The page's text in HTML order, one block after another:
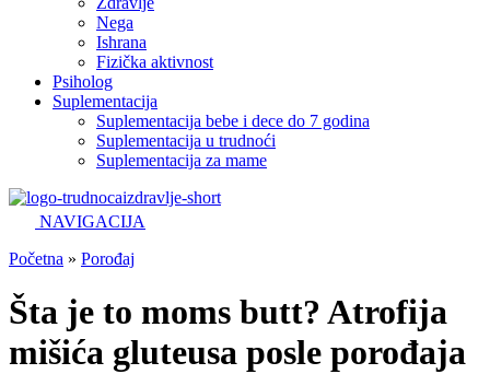
Nega
Ishrana
Fizička aktivnost
Psiholog
Suplementacija
Suplementacija bebe i dece do 7 godina
Suplementacija u trudnoći
Suplementacija za mame
NAVIGACIJA
Početna » Porođaj
Šta je to moms butt? Atrofija
mišića gluteusa posle porođaja